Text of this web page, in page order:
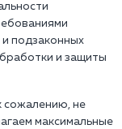
подзаконных
и защиты
сожалению, не
максимальные